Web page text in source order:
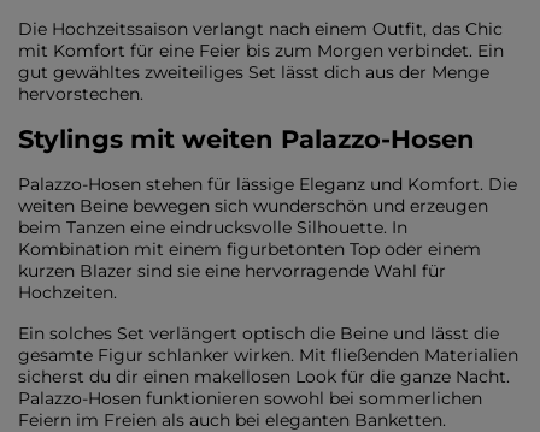
Die Hochzeitssaison verlangt nach einem Outfit, das Chic
mit Komfort für eine Feier bis zum Morgen verbindet. Ein
gut gewähltes zweiteiliges Set lässt dich aus der Menge
hervorstechen.
Stylings mit weiten Palazzo-Hosen
Palazzo-Hosen stehen für lässige Eleganz und Komfort. Die
weiten Beine bewegen sich wunderschön und erzeugen
beim Tanzen eine eindrucksvolle Silhouette. In
Kombination mit einem figurbetonten Top oder einem
kurzen Blazer sind sie eine hervorragende Wahl für
Hochzeiten.
Ein solches Set verlängert optisch die Beine und lässt die
gesamte Figur schlanker wirken. Mit fließenden Materialien
sicherst du dir einen makellosen Look für die ganze Nacht.
Palazzo-Hosen funktionieren sowohl bei sommerlichen
Feiern im Freien als auch bei eleganten Banketten.